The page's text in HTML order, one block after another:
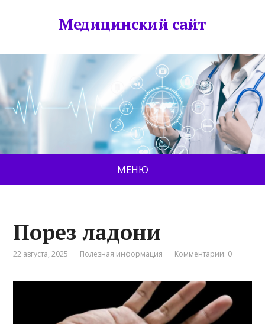
Медицинский сайт
МЕНЮ
Порез ладони
22 августа, 2025 Полезная информация Комментарии: 0